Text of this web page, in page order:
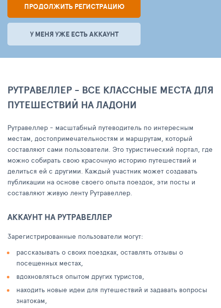
ПРОДОЛЖИТЬ РЕГИСТРАЦИЮ
У МЕНЯ УЖЕ ЕСТЬ АККАУНТ
РУТРАВЕЛЛЕР - ВСЕ КЛАССНЫЕ МЕСТА ДЛЯ
ПУТЕШЕСТВИЙ НА ЛАДОНИ
Рутравеллер - масштабный путеводитель по интересным
местам, достопримечательностям и маршрутам, который
составляют сами пользователи. Это туристический портал, где
можно собирать свою красочную историю путешествий и
делиться ей с другими. Каждый участник может создавать
публикации на основе своего опыта поездок, эти посты и
составляют живую ленту Рутравеллер.
АККАУНТ НА РУТРАВЕЛЛЕР
Зарегистрированные пользователи могут:
рассказывать о своих поездках, оставлять отзывы о
посещенных местах,
вдохновляться опытом других туристов,
находить новые идеи для путешествий и задавать вопросы
знатокам,